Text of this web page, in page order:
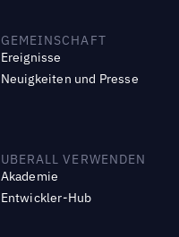
GEMEINSCHAFT
Ereignisse
Neuigkeiten und Presse
UBERALL VERWENDEN
Akademie
Entwickler-Hub